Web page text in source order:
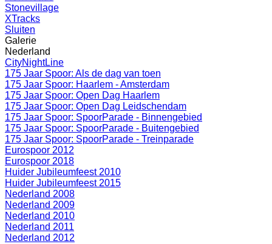
Stonevillage
XTracks
Sluiten
Galerie
Nederland
CityNightLine
175 Jaar Spoor: Als de dag van toen
175 Jaar Spoor: Haarlem - Amsterdam
175 Jaar Spoor: Open Dag Haarlem
175 Jaar Spoor: Open Dag Leidschendam
175 Jaar Spoor: SpoorParade - Binnengebied
175 Jaar Spoor: SpoorParade - Buitengebied
175 Jaar Spoor: SpoorParade - Treinparade
Eurospoor 2012
Eurospoor 2018
Huider Jubileumfeest 2010
Huider Jubileumfeest 2015
Nederland 2008
Nederland 2009
Nederland 2010
Nederland 2011
Nederland 2012